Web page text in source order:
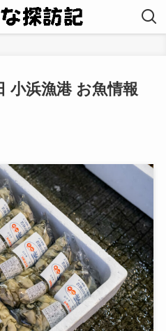
小浜漁港 お魚情報